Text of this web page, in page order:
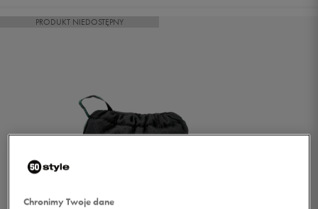
PRODUKT NIEDOSTĘPNY
Chronimy Twoje dane